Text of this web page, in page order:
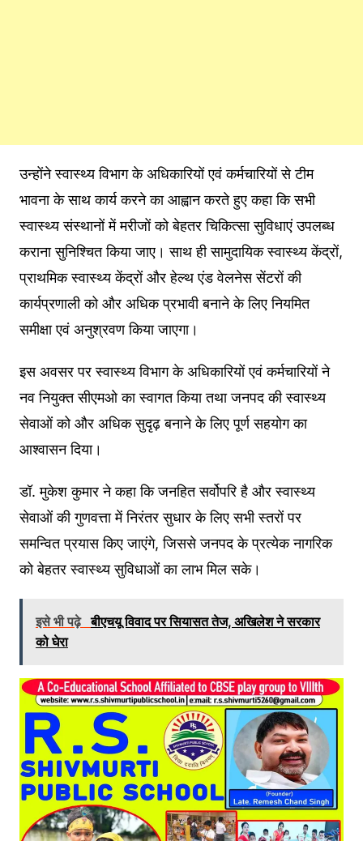
उन्होंने स्वास्थ्य विभाग के अधिकारियों एवं कर्मचारियों से टीम
भावना के साथ कार्य करने का आह्वान करते हुए कहा कि सभी
स्वास्थ्य संस्थानों में मरीजों को बेहतर चिकित्सा सुविधाएं उपलब्ध
कराना सुनिश्चित किया जाए। साथ ही सामुदायिक स्वास्थ्य केंद्रों,
प्राथमिक स्वास्थ्य केंद्रों और हेल्थ एंड वेलनेस सेंटरों की
कार्यप्रणाली को और अधिक प्रभावी बनाने के लिए नियमित
समीक्षा एवं अनुश्रवण किया जाएगा।
इस अवसर पर स्वास्थ्य विभाग के अधिकारियों एवं कर्मचारियों ने
नव नियुक्त सीएमओ का स्वागत किया तथा जनपद की स्वास्थ्य
सेवाओं को और अधिक सुदृढ़ बनाने के लिए पूर्ण सहयोग का
आश्वासन दिया।
डॉ. मुकेश कुमार ने कहा कि जनहित सर्वोपरि है और स्वास्थ्य
सेवाओं की गुणवत्ता में निरंतर सुधार के लिए सभी स्तरों पर
समन्वित प्रयास किए जाएंगे, जिससे जनपद के प्रत्येक नागरिक
को बेहतर स्वास्थ्य सुविधाओं का लाभ मिल सके।
इसे भी पढ़े बीएचयू विवाद पर सियासत तेज, अखिलेश ने सरकार
को घेरा